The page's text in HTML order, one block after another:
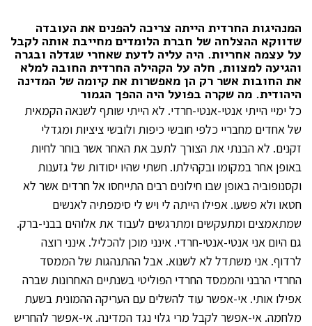
המנהיגות החרדית הייתה צריכה להפנים את העובדה
שדווקא ההצלחה של חברת הלומדים מחייבת אותה לקבל
על עצמה אחריות. היה עליה לדעת שאחרי שגדלה ובגרה
והגיעה למצוות, חלה על הקהילה החרדית החובה למלא
את החובות אשר רק הן מאפשרות את קיומה של המדינה
היהודית. מה שקרה בפועל היה ההפך הגמור
כל ימיי הייתי אנטי-אנטי-חרדי. לא הייתי שותף לשנאה הקמאית
של אחדים מחבריי כלפי חובשי כיפות ולובשי ציציות ומגדלי
זקנים. לא הבנתי את הצורך לתעב את האחר אשר בוחר לחיות
באופן אחר במקומו ובקהילתו. חשתי שהיו יסודות של גזענות
וקסנופוביה באופן שבו חילונים רבים התייחסו אל חרדים אשר לא
חטאו ולא פשעו. אפילו הייתה לי ויש לי סימפתיה לאנשים
שמתאמצים ומתעקשים ומתרגשים לעבוד את אלוהים בבני-ברק.
גם היום אני אנטי-אנטי-חרדי. אינני מוכן להכליל. אינני רוצה
לרדוף. אני משתדל לא לשנוא. אבל ההתנהגות של הממסד
החרדי הרבני והממסד החרדי הפוליטי בשנתיים האחרונות שברה
אפילו אותי. אי-אפשר עוד להשלים עם העריקה ההמונית בשעת
מלחמה. אי-אפשר לקבל מרי גלוי נגד המדינה. אי-אפשר להחריש